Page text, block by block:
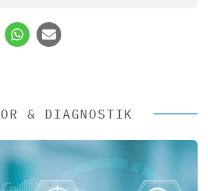
& DIAGNOSTIK